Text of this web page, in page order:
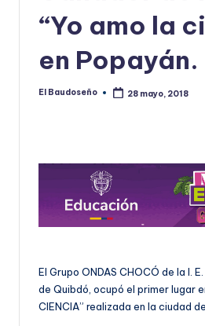
“Yo amo la
en Popayán.
Publicado
El Baudoseño 28 mayo, 2018
El Grupo ONDAS CHOCÓ de la I.
de Quibdó, ocupó el primer lugar
CIENCIA” realizada en la ciudad